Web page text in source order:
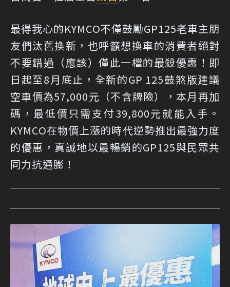
最得我心的KYMCO不僅鼓勵GP125老車主朋
友們汰舊換新，也呼籲想換車的消費者絕對
不要錯過（應該）僅此一檔的最殺優惠！即
日起至8月底止，全新的GP 125鼓煞版建議
空車價為57,000元（不含牌險），本月再加
碼，最低價只需支付39,800元就能入手。
KYMCO在物價上漲的時代逆勢推出最強力度
的優惠，真誠地以最暢銷的GP125與民眾共
同力抗通膨！